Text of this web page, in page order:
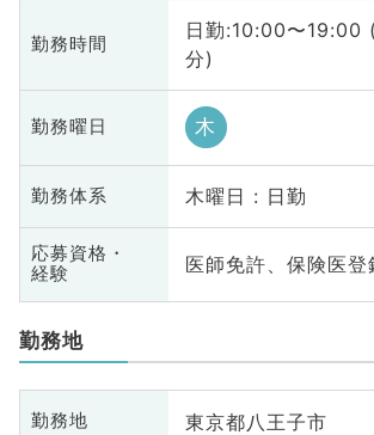
勤務時間
日勤:10:00〜19:00
分)
勤務曜日 木
勤務体系 木曜日 : 日勤
応募資格・
経験
医師免許、保険医登
勤務地
勤務地 東京都八王子市